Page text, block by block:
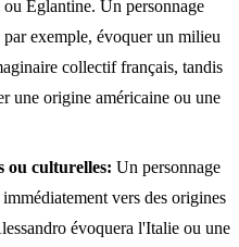
Églantine. Un personnage
exemple, évoquer un milieu
collectif français, tandis
une origine américaine ou une
ou culturelles: Un personnage
vers des origines
évoquera l'Italie ou une